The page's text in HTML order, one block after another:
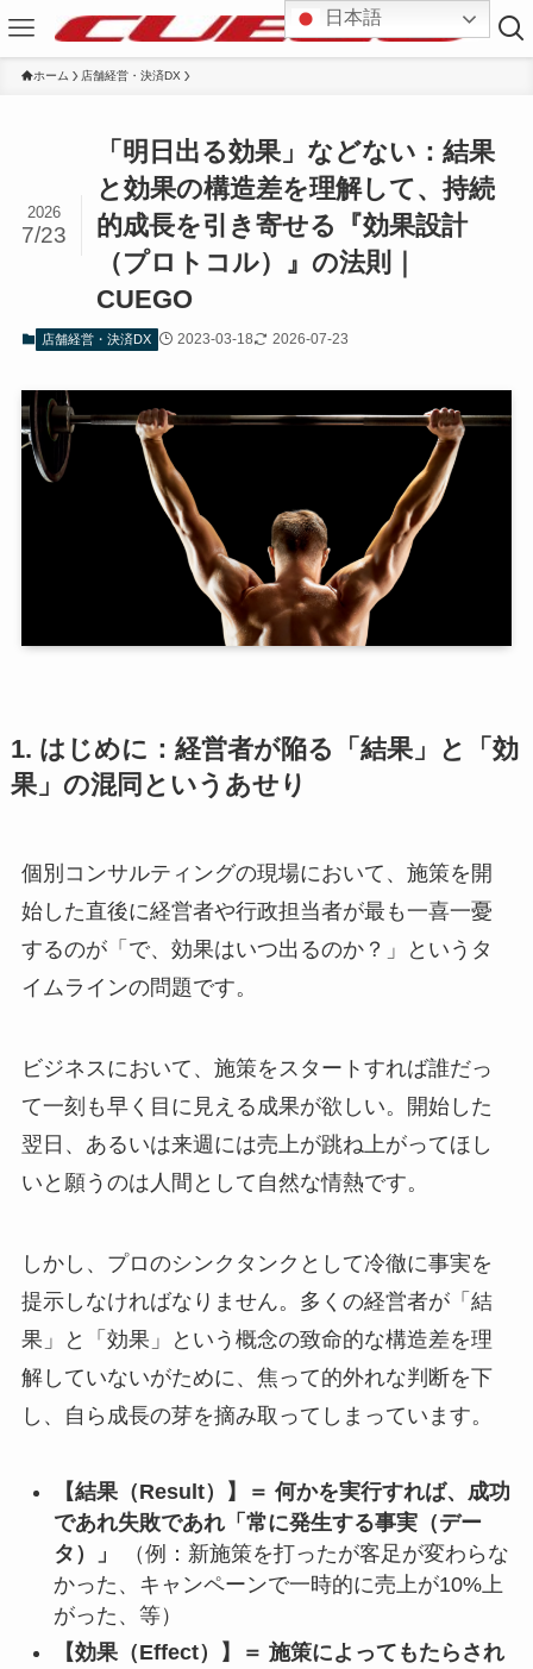
ホーム 店舗経営・決済DX
「明日出る効果」などない：結果
と効果の構造差を理解して、持続
的成長を引き寄せる『効果設計
（プロトコル）』の法則｜
CUEGO
2026
7/23
店舗経営・決済DX 2023-03-18 2026-07-23
1. はじめに：経営者が陥る「結果」と「効
果」の混同というあせり
個別コンサルティングの現場において、施策を開
始した直後に経営者や行政担当者が最も一喜一憂
するのが「で、効果はいつ出るのか？」というタ
イムラインの問題です。
ビジネスにおいて、施策をスタートすれば誰だっ
て一刻も早く目に見える成果が欲しい。開始した
翌日、あるいは来週には売上が跳ね上がってほし
いと願うのは人間として自然な情熱です。
しかし、プロのシンクタンクとして冷徹に事実を
提示しなければなりません。多くの経営者が「結
果」と「効果」という概念の致命的な構造差を理
解していないがために、焦って的外れな判断を下
し、自ら成長の芽を摘み取ってしまっています。
【結果（Result）】＝ 何かを実行すれば、成功
であれ失敗であれ「常に発生する事実（デー
タ）」
（例：新施策を打ったが客足が変わらな
かった、キャンペーンで一時的に売上が10%上
がった、等）
【効果（Effect）】＝ 施策によってもたらされ
日本語